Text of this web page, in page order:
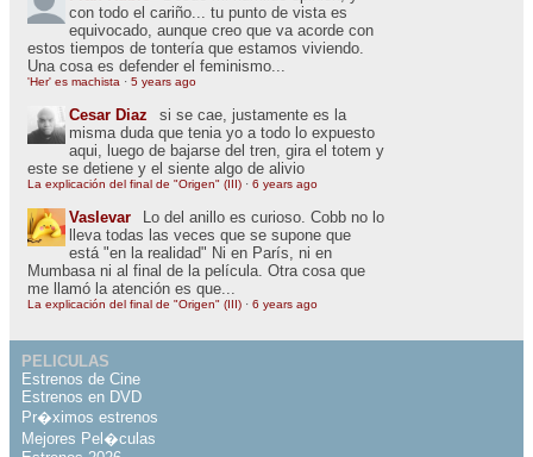
con todo el cariño... tu punto de vista es
equivocado, aunque creo que va acorde con
estos tiempos de tontería que estamos viviendo.
Una cosa es defender el feminismo...
'Her' es machista · 5 years ago
Cesar Diaz
si se cae, justamente es la
misma duda que tenia yo a todo lo expuesto
aqui, luego de bajarse del tren, gira el totem y
este se detiene y el siente algo de alivio
La explicación del final de "Origen" (III) · 6 years ago
Vaslevar
Lo del anillo es curioso. Cobb no lo
lleva todas las veces que se supone que
está "en la realidad" Ni en París, ni en
Mumbasa ni al final de la película. Otra cosa que
me llamó la atención es que...
La explicación del final de "Origen" (III) · 6 years ago
PELICULAS
Estrenos de Cine
Estrenos en DVD
Pr�ximos estrenos
Mejores Pel�culas